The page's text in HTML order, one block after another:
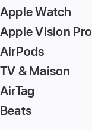
Apple Watch
Apple Vision Pro
AirPods
TV & Maison
AirTag
Beats